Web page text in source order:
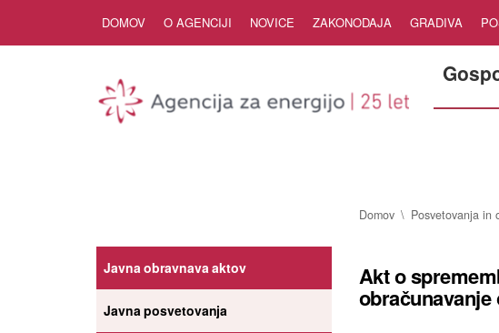
DOMOV O AGENCIJI NOVICE ZAKONODAJA GRADIVA
Domov Posvetovanja in
Javna obravnava aktov
Javna posvetovanja
Akt o
obračunavanje